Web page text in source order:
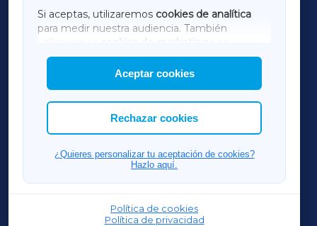
Si aceptas, utilizaremos cookies de analítica
para medir nuestra audiencia. También
utilizaremos
cookies de marketing
mostrar publicidad de terceros.
Asimismo, puedes personalizar la elección de
las cookies que deseas permitir.
Aceptar cookies
Rechazar cookies
¿Quieres personalizar tu aceptación de cookies?
Hazlo aquí.
Política de cookies
Política de privacidad
AMARIÑAXA
RIBEIRASACRAXA
ACORUÑAXA
FERROLXA
OURENSEXA